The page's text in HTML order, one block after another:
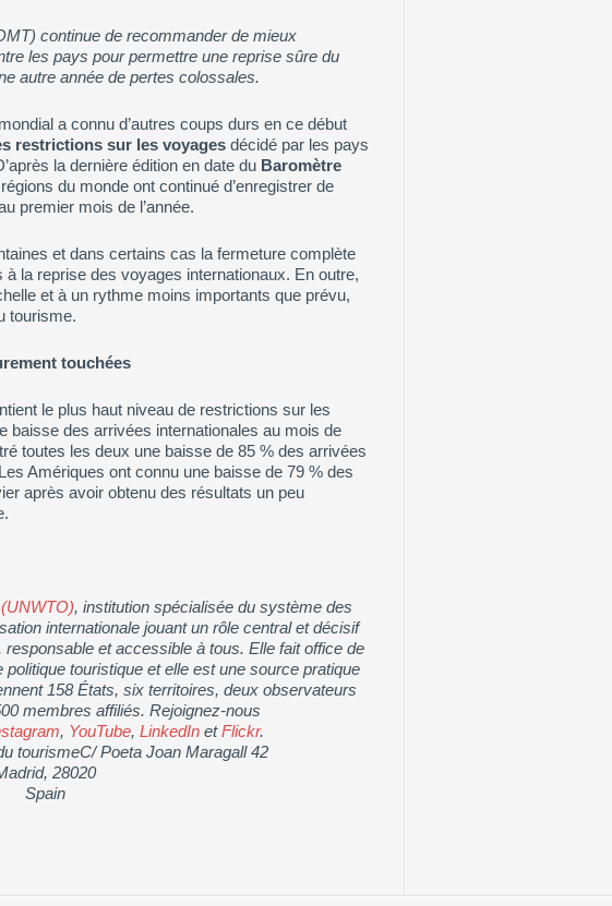
continue de recommander de mieux
les pays pour permettre une reprise sûre du
autre année de pertes colossales.
a connu d’autres coups durs en ce début
restrictions sur les voyages décidé par les pays
la dernière édition en date du Baromètre
du monde ont continué d’enregistrer de
premier mois de l’année.
et dans certains cas la fermeture complète
à la reprise des voyages internationaux. En outre,
et à un rythme moins importants que prévu,
tourisme.
touchées
le plus haut niveau de restrictions sur les
baisse des arrivées internationales au mois de
toutes les deux une baisse de 85 % des arrivées
Amériques ont connu une baisse de 79 % des
après avoir obtenu des résultats un peu
, institution spécialisée du système des
internationale jouant un rôle central et décisif
et accessible à tous. Elle fait office de
touristique et elle est une source pratique
158 États, six territoires, deux observateurs
membres affiliés. Rejoignez-nous
, YouTube, LinkedInetFlickr.
tourismeC/ Poeta Joan Maragall 42
28020
Spain